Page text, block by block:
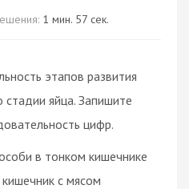
1 мин. 57 сек.
этапов развития
стадии яйца. Запишите
цифр.
в тонком кишечнике
с мясом